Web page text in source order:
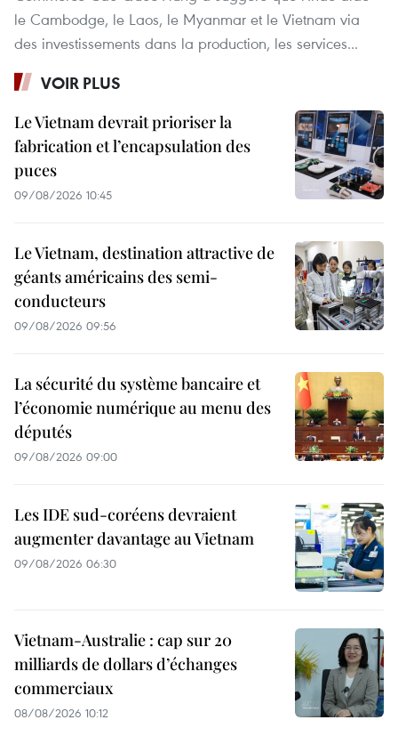
le Cambodge, le Laos, le Myanmar et le Vietnam via
des investissements dans la production, les services...
VOIR PLUS
Le Vietnam devrait prioriser la
fabrication et l’encapsulation des
puces
09/08/2026 10:45
Le Vietnam, destination attractive de
géants américains des semi-
conducteurs
09/08/2026 09:56
La sécurité du système bancaire et
l’économie numérique au menu des
députés
09/08/2026 09:00
Les IDE sud-coréens devraient
augmenter davantage au Vietnam
09/08/2026 06:30
Vietnam-Australie : cap sur 20
milliards de dollars d’échanges
commerciaux
08/08/2026 10:12